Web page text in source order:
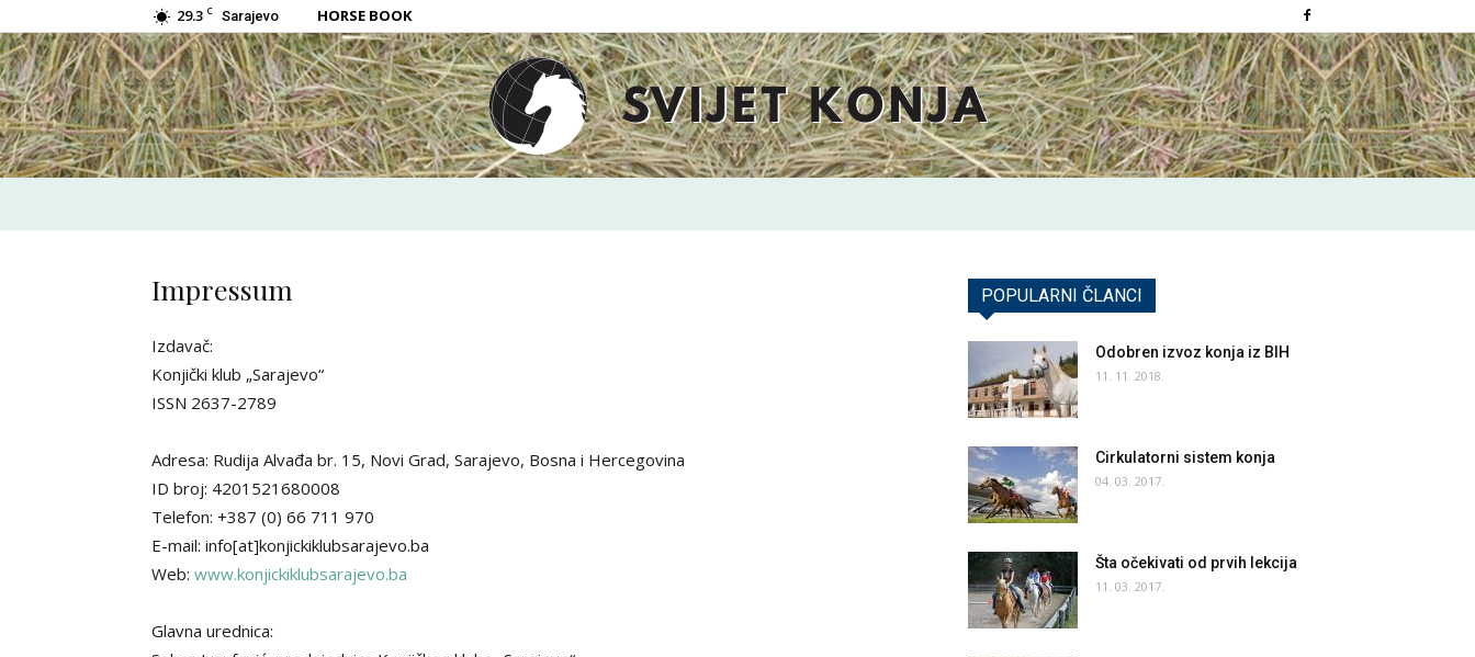
29.3 C Sarajevo HORSE BOOK
Svijet
Impressum
Izdavač:
Konjički klub „Sarajevo“
ISSN 2637-2789
Adresa: Rudija Alvađa br. 15, Novi Grad, Sarajevo, Bosna i Hercegovina
ID broj: 4201521680008
Telefon: +387 (0) 66 711 970
E-mail: info[at]konjickiklubsarajevo.ba
Web: www.konjickiklubsarajevo.ba
Glavna urednica:
POPULARNI ČLANCI
Odobren izvoz konja iz BIH
11. 11. 2018.
Cirkulatorni sistem konja
04. 03. 2017.
Šta očekivati od prvih lekcija
11. 03. 2017.